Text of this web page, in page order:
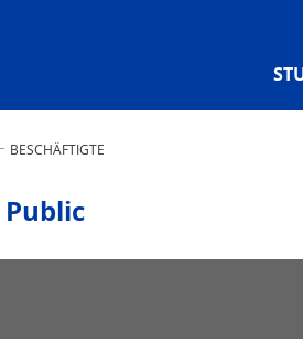
Hamburg
BESCHÄFTIGTE